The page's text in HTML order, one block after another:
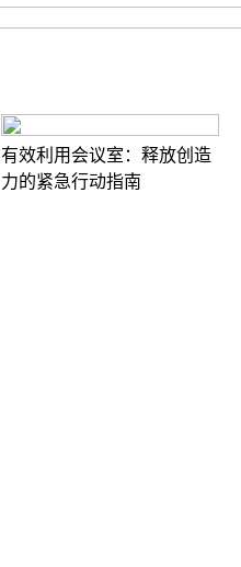
有效利用会议室：释放创造
力的紧急行动指南